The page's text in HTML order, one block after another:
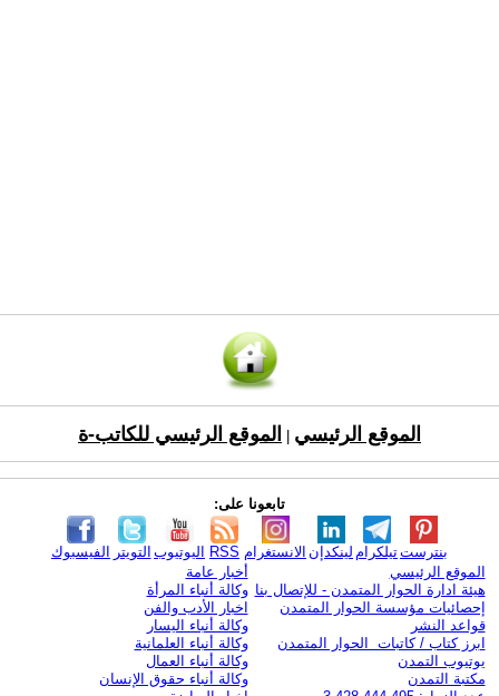
الموقع الرئيسي الموقع الرئيسي للكاتب-ة
تابعونا على:
الفيسبوك التويتر اليوتيوب RSS الانستغرام لينكدإن تيلكرامبنترست
الموقع الرئيسي
هيئة ادارة الحوار المتمدن - للإتصال بنا
إحصائيات مؤسسة الحوار المتمدن
قواعد النشر
ابرز كتاب / كاتبات الحوار المتمدن
يوتيوب التمدن
مكتبة التمدن
أخبار عامة
وكالة أنباء المرأة
اخبار الأدب والفن
وكالة أنباء اليسار
وكالة أنباء العلمانية
وكالة أنباء العمال
وكالة أنباء حقوق الإنسان